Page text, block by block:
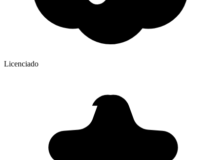
Licenciado